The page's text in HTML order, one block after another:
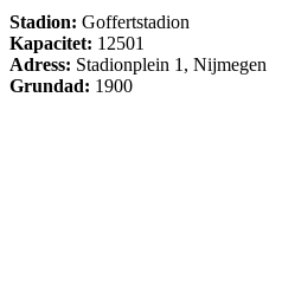
Stadion: Goffertstadion
Kapacitet: 12501
Adress: Stadionplein 1, Nijmegen
Grundad: 1900